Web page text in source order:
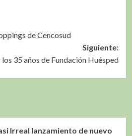
de Cencosud
Siguiente:
35 años de Fundación Huésped
Irreal lanzamiento de nuevo